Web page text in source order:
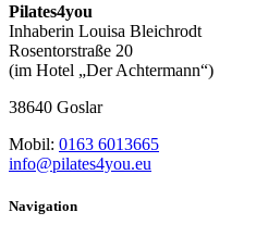
Pilates4you
Inhaberin Louisa Bleichrodt
Rosentorstraße 20
(im Hotel „Der Achtermann“)
38640 Goslar
Mobil: 0163 6013665
info@pilates4you.eu
Navigation